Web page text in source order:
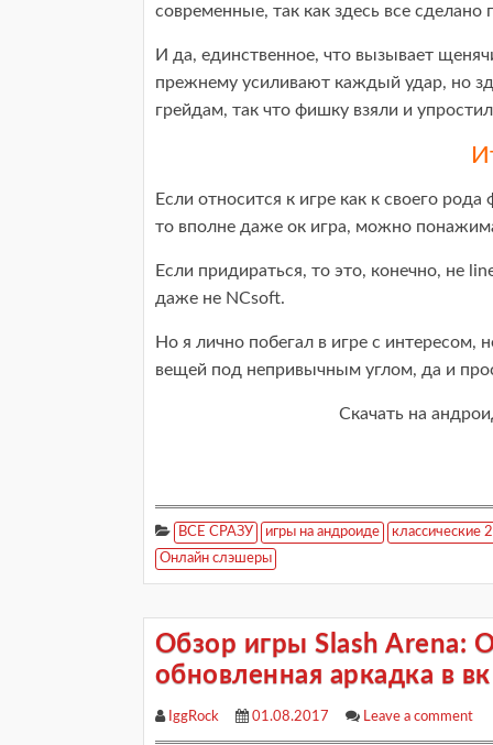
современные, так как здесь все
И да, единственное, что вызывает
прежнему усиливают каждый удар, но
грейдам, так что фишку взяли и
Если относится к игре как к своего
то вполне даже ок игра, можно
Если придираться, то это, конечно, не
даже не NCsoft.
Но я лично побегал в игре с интересом,
вещей под непривычным углом, да и
Скачать на
ВСЕ СРАЗУ игры на андроиде
классические
Онлайн слэшеры
Обзор игры Slash Arena:
обновленная аркадка в вк
IggRock 01.08.2017 Leave a comment